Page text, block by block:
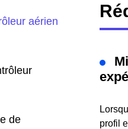
aérien
de
profil